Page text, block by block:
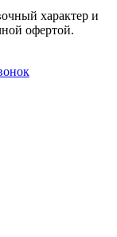
характер и
офертой.